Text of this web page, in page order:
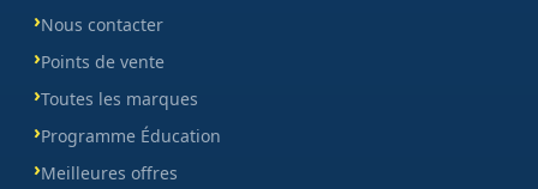
Nous contacter
Points de vente
Toutes les marques
Programme Éducation
Meilleures offres